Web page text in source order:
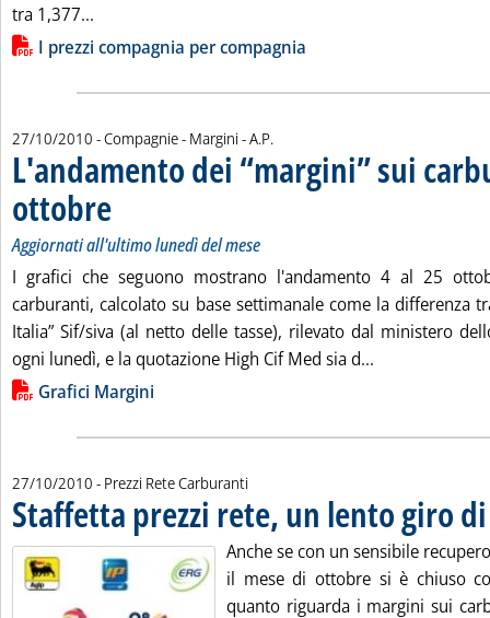
tra 1,377...
Lista allegati PDF alla notizia
I prezzi compagnia per compagnia
27/10/2010 - Compagnie - Margini -di:
A.P.
L'andamento dei “margini” sui
ottobre . Sottotitolo: Aggiornati all'ultimo lunedì del mese
. Pubblicata mercoledì 27 ottobre 2010 alle 14.56.
Aggiornati all'ultimo lunedì del mese
I grafici che seguono mostrano l'andamento 4 al 25
carburanti, calcolato su base settimanale come la differenza
Italia” Sif/siva (al netto delle tasse), rilevato dal ministero
ogni lunedì, e la quotazione High Cif Med sia d...
Lista allegati PDF alla notizia
Grafici Margini
27/10/2010 - Prezzi Rete Carburanti
Staffetta prezzi rete, un lento giro
Anche se con un sensibile
il mese di ottobre si è chiuso
quanto riguarda i margini sui